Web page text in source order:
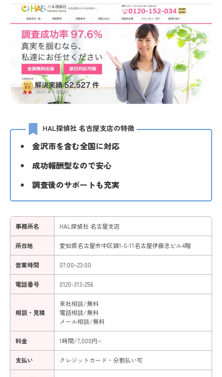
HAL探偵社 名古屋支店の特徴
金沢市を含む全国に対応
成功報酬型なので安心
調査後のサポートも充実
事務所名 HAL探偵社 名古屋支店
所在地 愛知県名古屋市中区錦1-5-11名古屋伊藤忠ビル4階
営業時間 07:00~23:00
電話番号 0120-313-256
相談・見積
来社相談/無料
電話相談/無料
メール相談/無料
料金 1時間/7,000円~
支払い クレジットカード・分割払い可